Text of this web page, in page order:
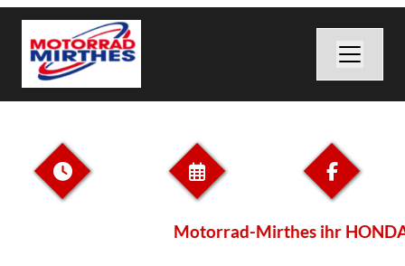
Motorrad-Mirthes ihr HONDA